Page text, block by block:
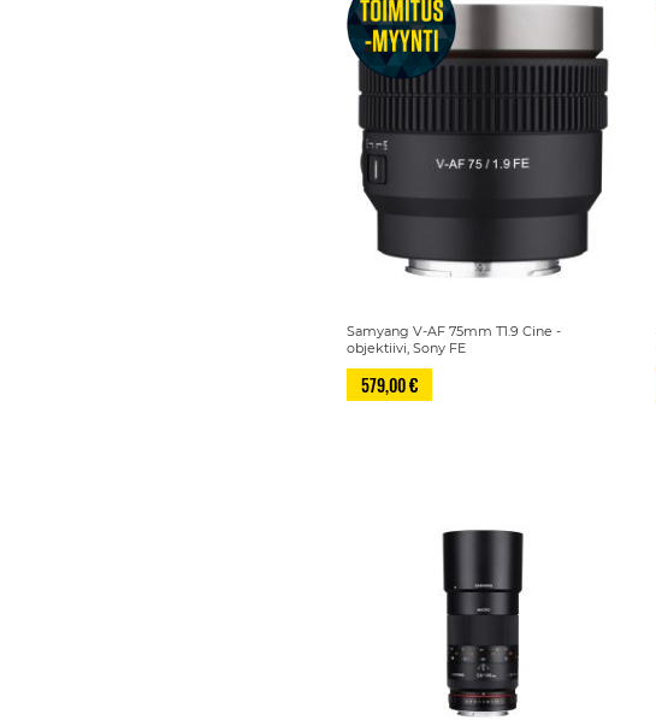
Samyang V-AF 75mm T1.9 Cine -
objektiivi, Sony FE
579,00 €